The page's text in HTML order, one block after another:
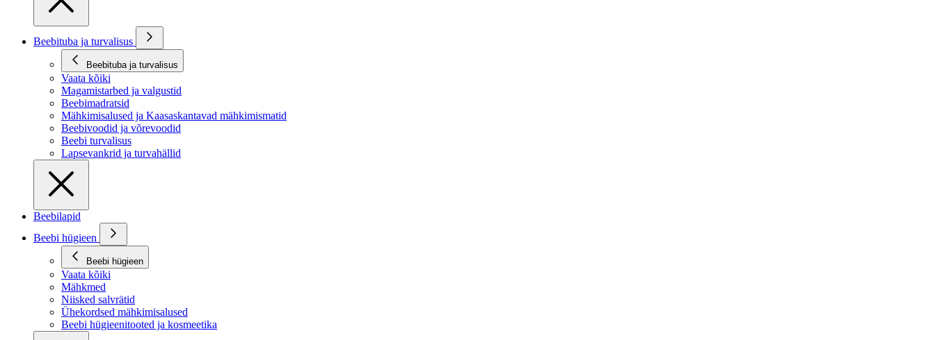
Beebituba ja turvalisus
Beebituba ja turvalisus
Vaata kõiki
Magamistarbed ja valgustid
Beebimadratsid
Mähkimisalused ja Kaasaskantavad mähkimismatid
Beebivoodid ja võrevoodid
Beebi turvalisus
Lapsevankrid ja turvahällid
Beebilapid
Beebi hügieen
Beebi hügieen
Vaata kõiki
Mähkmed
Niisked salvrätid
Ühekordsed mähkimisalused
Beebi hügieenitooted ja kosmeetika